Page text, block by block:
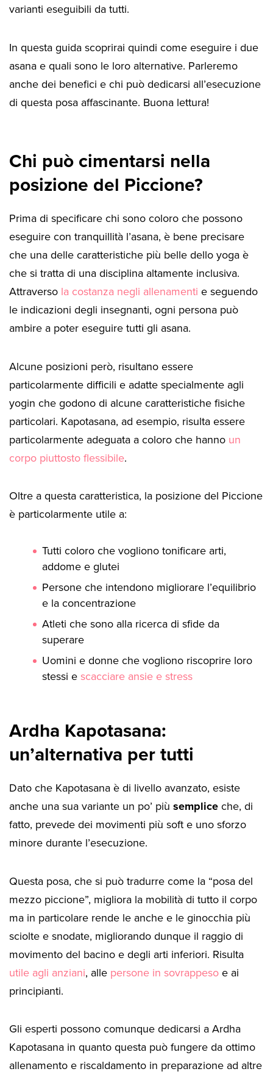
varianti eseguibili da tutti.
In questa guida scoprirai quindi come eseguire i due
asana e quali sono le loro alternative. Parleremo
anche dei benefici e chi può dedicarsi all’esecuzione
di questa posa affascinante. Buona lettura!
Chi può cimentarsi nella
posizione del Piccione?
Prima di specificare chi sono coloro che possono
eseguire con tranquillità l’asana, è bene precisare
che una delle caratteristiche più belle dello yoga è
che si tratta di una disciplina altamente inclusiva.
Attraverso la costanza negli allenamenti e seguendo
le indicazioni degli insegnanti, ogni persona può
ambire a poter eseguire tutti gli asana.
Alcune posizioni però, risultano essere
particolarmente difficili e adatte specialmente agli
yogin che godono di alcune caratteristiche fisiche
particolari. Kapotasana, ad esempio, risulta essere
particolarmente adeguata a coloro che hanno un
corpo piuttosto flessibile.
Oltre a questa caratteristica, la posizione del Piccione
è particolarmente utile a:
Tutti coloro che vogliono tonificare arti,
addome e glutei
Persone che intendono migliorare l’equilibrio
e la concentrazione
Atleti che sono alla ricerca di sfide da
superare
Uomini e donne che vogliono riscoprire loro
stessi escacciare ansie e stress
Ardha Kapotasana:
un’alternativa per tutti
Dato che Kapotasana è di livello avanzato, esiste
anche una sua variante un po’ più sempliceche, di
fatto, prevede dei movimenti più soft e uno sforzo
minore durante l’esecuzione.
Questa posa, che si può tradurre come la “posa del
mezzo piccione”, migliora la mobilità di tutto il corpo
ma in particolare rende le anche e le ginocchia più
sciolte e snodate, migliorando dunque il raggio di
movimento del bacino e degli arti inferiori. Risulta
utile agli anziani, alle persone in sovrappesoe ai
principianti.
Gli esperti possono comunque dedicarsi a Ardha
Kapotasana in quanto questa può fungere da ottimo
allenamento e riscaldamento in preparazione ad altre